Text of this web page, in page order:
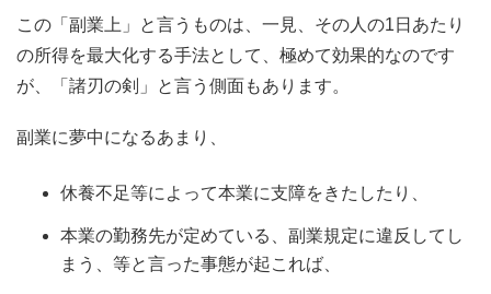
この「副業上」と言うものは、一見、その人の1日あたり
の所得を最大化する手法として、極めて効果的なのです
が、「諸刃の剣」と言う側面もあります。
副業に夢中になるあまり、
休養不足等によって本業に支障をきたしたり、
本業の勤務先が定めている、副業規定に違反してし
まう、等と言った事態が起これば、